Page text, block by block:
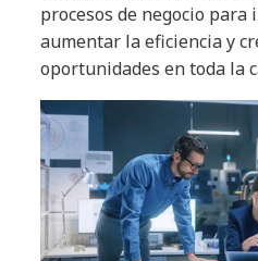
procesos de negocio
aumentar la eficiencia y
oportunidades en toda la